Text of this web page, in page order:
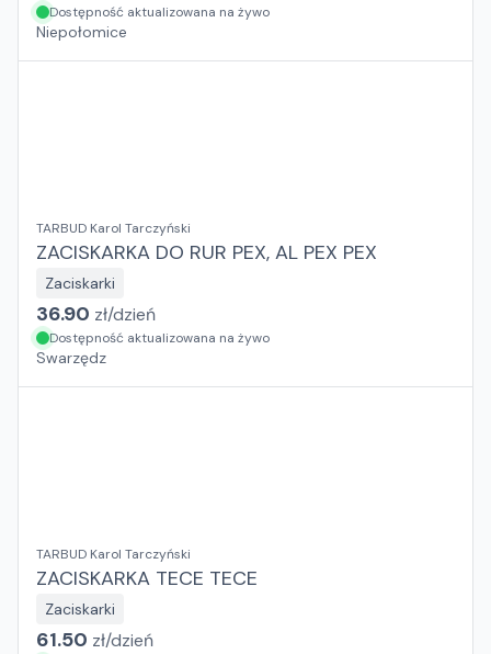
Dostępność aktualizowana na żywo
Niepołomice
TARBUD Karol Tarczyński
ZACISKARKA DO RUR PEX, AL PEX PEX
Zaciskarki
36.90 zł/dzień
Dostępność aktualizowana na żywo
Swarzędz
TARBUD Karol Tarczyński
ZACISKARKA TECE TECE
Zaciskarki
61.50 zł/dzień